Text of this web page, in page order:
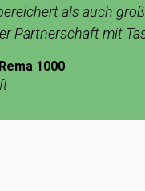
als auch
Partnerschaft mit
1000